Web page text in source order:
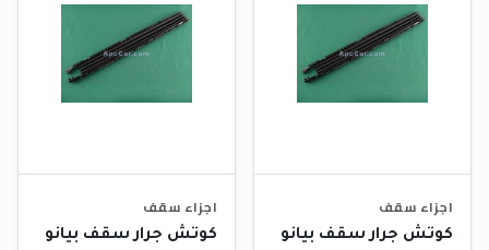
اجزاء سقف
كوتش جرار سقف بيانو
اجزاء سقف
كوتش جرار سقف بيانو